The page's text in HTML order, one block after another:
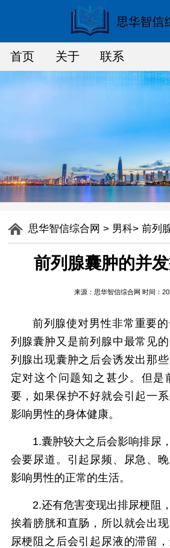
首页 关于 联系
思华智信综合网 > 男科>前列
前列腺囊肿的并
来源： 思华智信综合网 时间：
前列腺使对男性非常重要
列腺囊肿又是前列腺中最常见
列腺出现囊肿之后会诱发出那
定对这个问题知之甚少。但是
要，如果保护不好就会引起一
影响男性的身体健康。
1.囊肿较大之后会影响排尿
会要尿道。引起尿频、尿急、
影响男性的正常的生活。
2.还有危害变现出排尿梗阻
挨着膀胱和直肠，所以就会出
尿梗阻之后会引起尿液的滞留